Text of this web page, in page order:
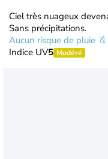
Ciel très nuageux
Sans précipitations.
Aucun risque de pluie
Indice UV5 Modéré